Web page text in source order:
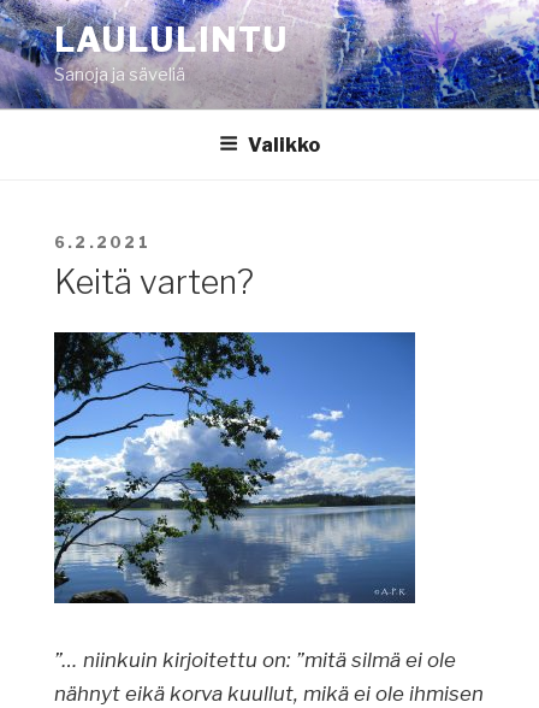
Siirry
sisältöönLAULULINTU
Sanoja ja säveliä
Valikko
JULKAISTU
6.2.2021
Keitä varten?
”… niinkuin kirjoitettu on: ”mitä silmä ei ole
nähnyt eikä korva kuullut, mikä ei ole ihmisen